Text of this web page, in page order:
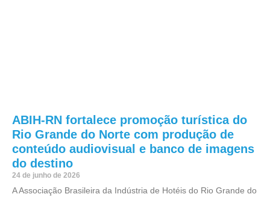
ABIH-RN fortalece promoção turística do
Rio Grande do Norte com produção de
conteúdo audiovisual e banco de imagens
do destino
24 de junho de 2026
A Associação Brasileira da Indústria de Hotéis do Rio Grande do